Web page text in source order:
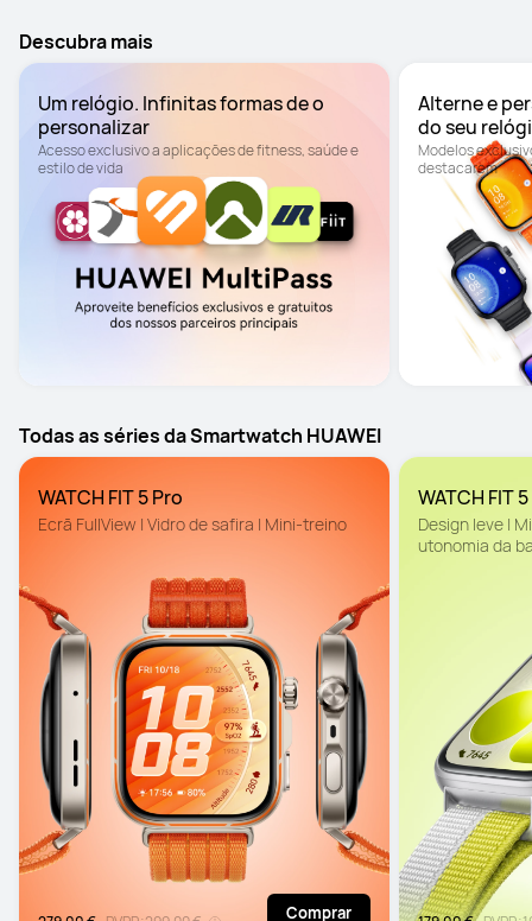
Descubra mais
Um relógio. Infinitas formas de o
Acesso exclusivo a aplicações de fitness, saúde e
estilo de vida
Alterne e
do seu
Modelos
destacarem
Todas as séries da Smartwatch HUAWEI
WATCH FIT 5 Pro
Ecrã FullView | Vidro de safira | Mini-treino
Comprar
Design leve |
utonomia da